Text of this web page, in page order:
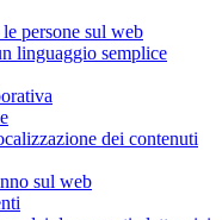
persone sul web
linguaggio semplice
dei contenuti
sul web